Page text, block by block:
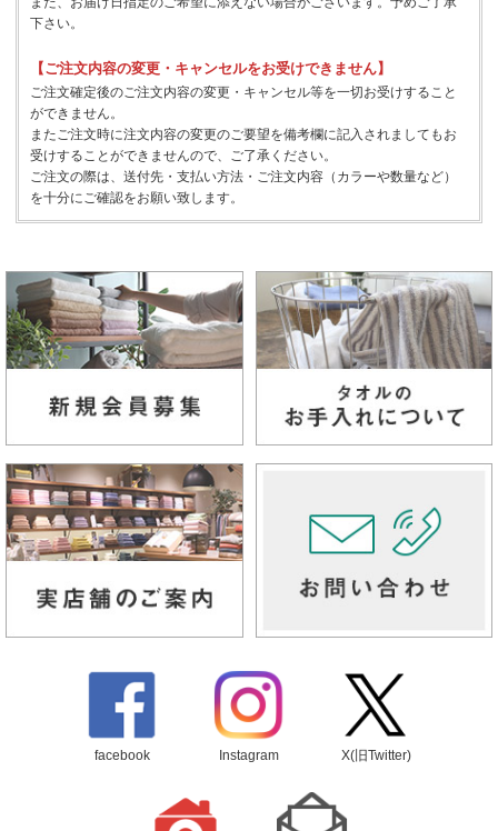
下さい。
【ご注文内容の変更・キャンセルをお受けできません】
ご注文確定後のご注文内容の変更・キャンセル等を一切お受けすること
ができません。
またご注文時に注文内容の変更のご要望を備考欄に記入されましてもお
受けすることができませんので、ご了承ください。
ご注文の際は、送付先・支払い方法・ご注文内容（カラーや数量など）
を十分にご確認をお願い致します。
facebook Instagram X(旧Twitter)